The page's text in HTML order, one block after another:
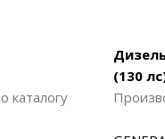
(130
каталогу